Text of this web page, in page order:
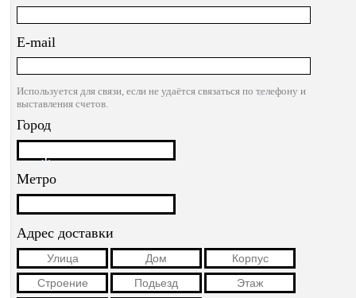
E-mail
Используется для связи, если не удаётся связаться по телефону и
выставления счетов.
Город
Метро
Адрес доставки
*